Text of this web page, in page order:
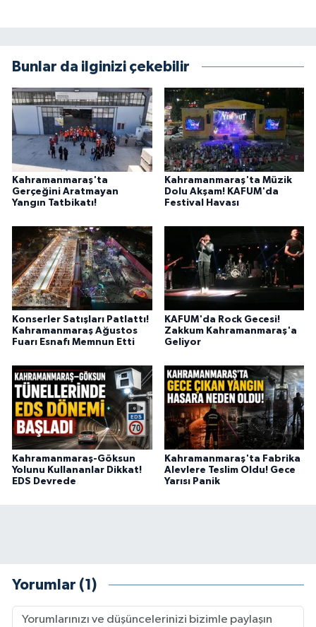
Bunlar da ilginizi çekebilir
Kahramanmaraş'ta
Gerçeğini Aratmayan
Yangın Tatbikatı!
Kahramanmaraş'ta Müzik
Dolu Akşam! KAFUM'da
Festival Havası
Konserler Satışları Patlattı!
Kahramanmaraş Ağustos
Fuarı Esnafı Memnun Etti
KAFUM'da Rock Gecesi!
Zakkum Kahramanmaraş'a
Geliyor
Kahramanmaraş-Göksun
Yolunu Kullananlar Dikkat!
EDS Devrede
Kahramanmaraş'ta Fabrika
Alevlere Teslim Oldu! Gece
Yarısı Panik
Yorumlar (1)